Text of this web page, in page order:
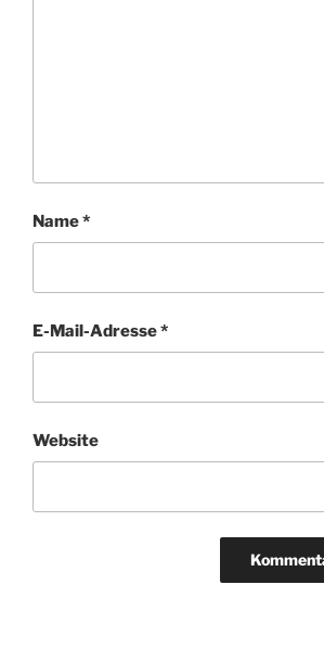
Name*
E-Mail-Adresse*
Website